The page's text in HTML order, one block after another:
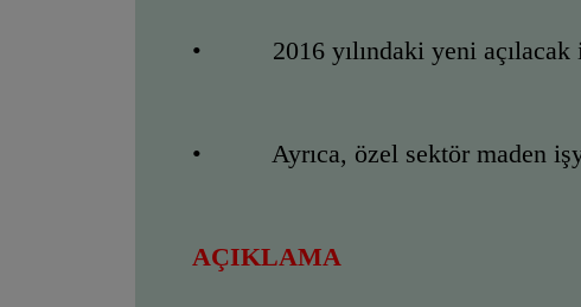
•          2016 yılındaki yeni
•          Ayrıca, özel sektör
AÇIKLAMA